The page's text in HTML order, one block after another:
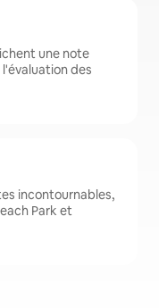
une note
l'évaluation des
incontournables,
Park et